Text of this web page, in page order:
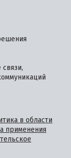
в области
применения